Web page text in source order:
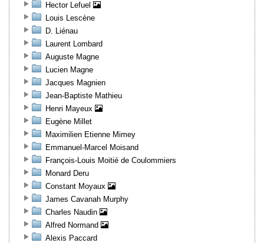
Hector Lefuel
Louis Lescène
D. Liénau
Laurent Lombard
Auguste Magne
Lucien Magne
Jacques Magnien
Jean-Baptiste Mathieu
Henri Mayeux
Eugène Millet
Maximilien Etienne Mimey
Emmanuel-Marcel Moisand
François-Louis Moitié de Coulommiers
Monard Deru
Constant Moyaux
James Cavanah Murphy
Charles Naudin
Alfred Normand
Alexis Paccard